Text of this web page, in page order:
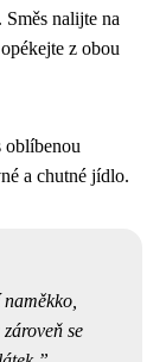
nalijte na
z obou
oblíbenou
a chutné jídlo.
se